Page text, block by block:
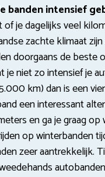
banden intensief
of je dagelijks veel
zachte klimaat
doorgaans de beste
je niet zo intensief je
km) dan is een
een interessant
en ga je graag
op winterbanden
zeer aantrekkelijk.